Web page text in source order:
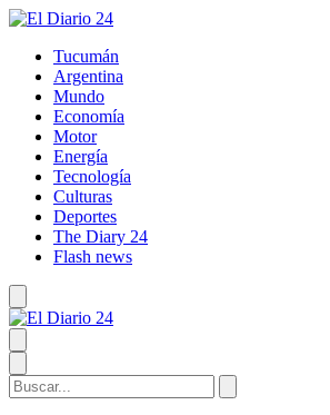
Tucumán
Argentina
Mundo
Economía
Motor
Energía
Tecnología
Culturas
Deportes
The Diary 24
Flash news